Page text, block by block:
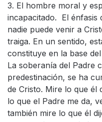
3. El hombre moral y
incapacitado. El énfasis
nadie puede venir a
traiga. En un sentido,
constituye en la base
La soberanía del Padre
predestinación, se ha
de Cristo. Mire lo que él
lo que el Padre me da,
también mire lo que él